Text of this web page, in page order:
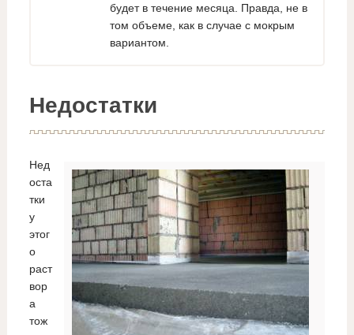
будет в течение месяца. Правда, не в
том объеме, как в случае с мокрым
вариантом.
Недостатки
Нед
оста
тки
у
этог
о
раст
вор
а
тож